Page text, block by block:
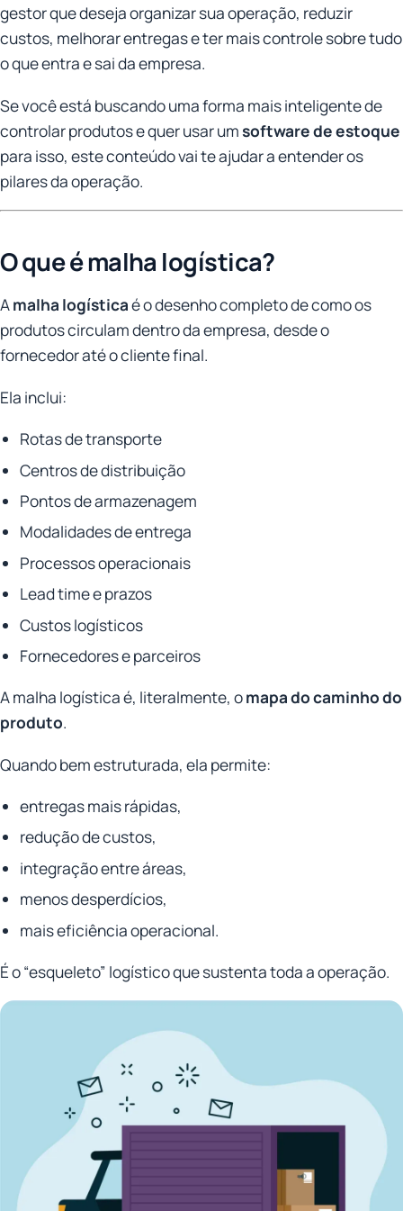
gestor que deseja organizar sua operação, reduzir
custos, melhorar entregas e ter mais controle sobre tudo
o que entra e sai da empresa.
Se você está buscando uma forma mais inteligente de
controlar produtos e quer usar umsoftware de estoque
para isso, este conteúdo vai te ajudar a entender os
pilares da operação.
O que é malha logística?
Amalha logísticaé o desenho completo de como os
produtos circulam dentro da empresa, desde o
fornecedor até o cliente final.
Ela inclui:
Rotas de transporte
Centros de distribuição
Pontos de armazenagem
Modalidades de entrega
Processos operacionais
Lead time e prazos
Custos logísticos
Fornecedores e parceiros
A malha logística é, literalmente, omapa do caminho do
produto.
Quando bem estruturada, ela permite:
entregas mais rápidas,
redução de custos,
integração entre áreas,
menos desperdícios,
mais eficiência operacional.
É o “esqueleto” logístico que sustenta toda a operação.